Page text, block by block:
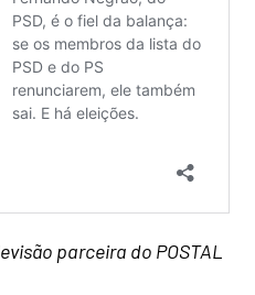
parceira do POSTAL